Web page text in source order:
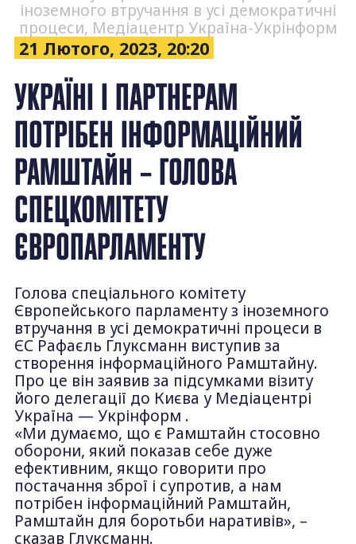
іноземного втручання в усі демократичні
процеси, Медіацентр Україна-Укрінформ
21 Лютого, 2023, 20:20
УКРАЇНІ І ПАРТНЕРАМ
ПОТРІБЕН ІНФОРМАЦІЙНИЙ
РАМШТАЙН – ГОЛОВА
СПЕЦКОМІТЕТУ
ЄВРОПАРЛАМЕНТУ
Голова спеціального комітету
Європейського парламенту з іноземного
втручання в усі демократичні процеси в
ЄС Рафаєль Глуксманн виступив за
створення інформаційного Рамштайну.
Про це він заявив за підсумками візиту
його делегації до Києва у Медіацентрі
Україна — Укрінформ .
«Ми думаємо, що є Рамштайн стосовно
оборони, який показав себе дуже
ефективним, якщо говорити про
постачання зброї і супротив, а нам
потрібен інформаційний Рамштайн,
Рамштайн для боротьби наративів», –
сказав Глуксманн.